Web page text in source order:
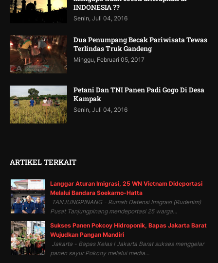
INDONESIA ??
Senin, Juli 04, 2016
Dua Penumpang Becak Pariwisata Tewas
Terlindas Truk Gandeng
Minggu, Februari 05, 2017
Petani Dan TNI Panen Padi Gogo Di Desa
Kampak
Senin, Juli 04, 2016
ARTIKEL TERKAIT
Langgar Aturan Imigrasi, 25 WN Vietnam Dideportasi
Melalui Bandara Soekarno-Hatta
TANJUNGPINANG - Rumah Detensi Imigrasi (Rudenim)
Pusat Tanjungpinang mendeportasi 25 warga...
Sukses Panen Pokcoy Hidroponik, Bapas Jakarta Barat
Wujudkan Pangan Mandiri
Jakarta - Bapas Kelas I Jakarta Barat sukses menggelar
panen sayur Pokcoy melalui media...